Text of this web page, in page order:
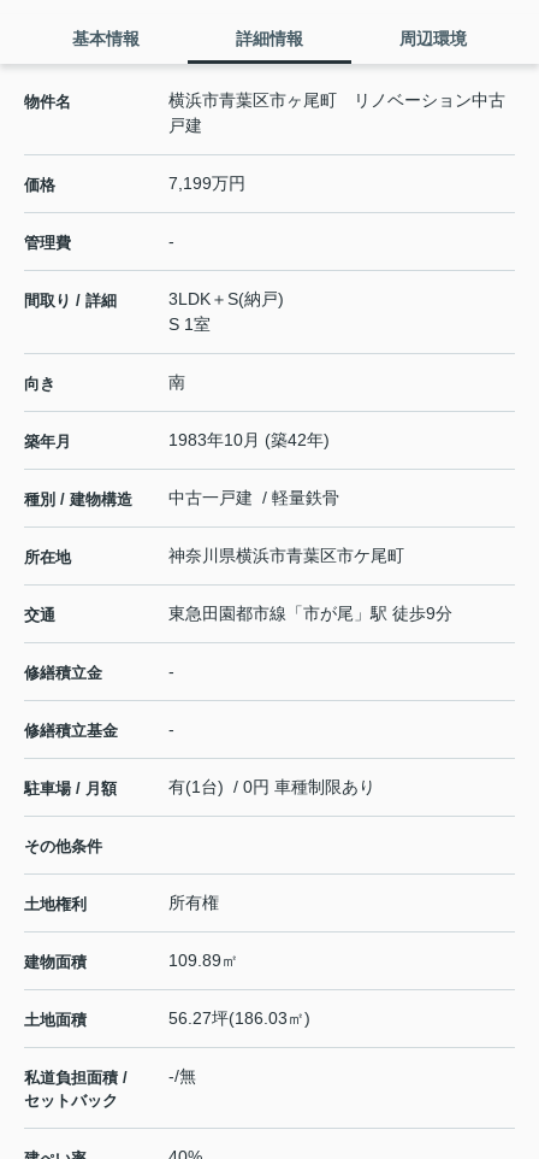
基本情報 詳細情報 周辺環境
物件名
横浜市青葉区市ヶ尾町 リノベーション中古
戸建
価格 7,199万円
管理費 -
間取り / 詳細
3LDK＋S(納戸)
S 1室
向き 南
築年月 1983年10月 (築42年)
種別 / 建物構造 中古一戸建 / 軽量鉄骨
所在地 神奈川県横浜市青葉区市ケ尾町
交通 東急田園都市線 「市が尾 」駅 徒歩9分
修繕積立金 -
修繕積立基金 -
駐車場 / 月額 有(1台) / 0円 車種制限あり
その他条件
土地権利 所有権
建物面積 109.89㎡
土地面積 56.27坪(186.03㎡)
私道負担面積 /
セットバック
-/無